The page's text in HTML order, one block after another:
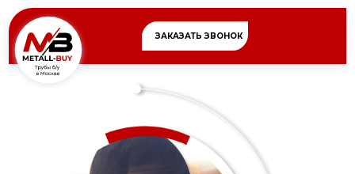
ЗАКАЗАТЬ ЗВОНОК